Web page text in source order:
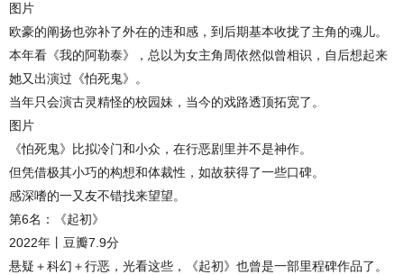
图片
欧豪的阐扬也弥补了外在的违和感，到后期基本收拢了主角的魂儿。
本年看《我的阿勒泰》，总以为女主角周依然似曾相识，自后想起来
她又出演过《怕死鬼》。
当年只会演古灵精怪的校园妹，当今的戏路透顶拓宽了。
图片
《怕死鬼》比拟冷门和小众，在行恶剧里并不是神作。
但凭借极其小巧的构想和体裁性，如故获得了一些口碑。
感深嗜的一又友不错找来望望。
第6名：《起初》
2022年丨豆瓣7.9分
悬疑＋科幻＋行恶，光看这些，《起初》也曾是一部里程碑作品了。